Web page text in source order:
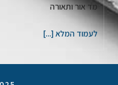
מד אור ותאורה
לעמוד המלא [...]